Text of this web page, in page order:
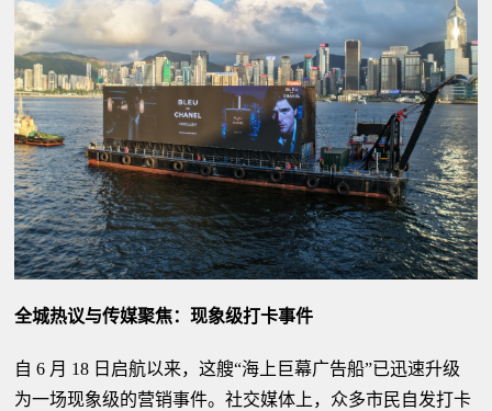
全城热议与传媒聚焦：现象级打卡事件
自 6 月 18 日启航以来，这艘“海上巨幕广告船”已迅速升级
为一场现象级的营销事件。社交媒体上，众多市民自发打卡